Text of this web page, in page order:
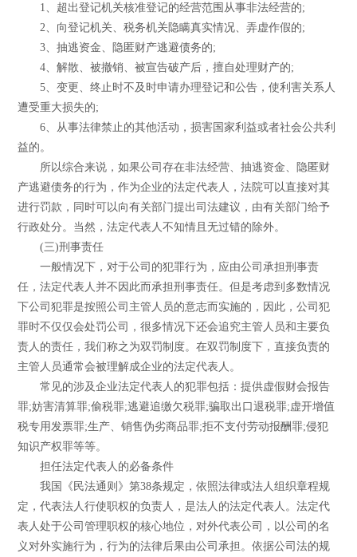
1、超出登记机关核准登记的经营范围从事非法经营的;
2、向登记机关、税务机关隐瞒真实情况、弄虚作假的;
3、抽逃资金、隐匿财产逃避债务的;
4、解散、被撤销、被宣告破产后，擅自处理财产的;
5、变更、终止时不及时申请办理登记和公告，使利害关系人
遭受重大损失的;
6、从事法律禁止的其他活动，损害国家利益或者社会公共利
益的。
所以综合来说，如果公司存在非法经营、抽逃资金、隐匿财
产逃避债务的行为，作为企业的法定代表人，法院可以直接对其
进行罚款，同时可以向有关部门提出司法建议，由有关部门给予
行政处分。当然，法定代表人不知情且无过错的除外。
(三)刑事责任
一般情况下，对于公司的犯罪行为，应由公司承担刑事责
任，法定代表人并不因此而承担刑事责任。但是考虑到多数情况
下公司犯罪是按照公司主管人员的意志而实施的，因此，公司犯
罪时不仅仅会处罚公司，很多情况下还会追究主管人员和主要负
责人的责任，我们称之为双罚制度。在双罚制度下，直接负责的
主管人员通常会被理解成企业的法定代表人。
常见的涉及企业法定代表人的犯罪包括：提供虚假财会报告
罪;妨害清算罪;偷税罪;逃避追缴欠税罪;骗取出口退税罪;虚开增值
税专用发票罪;生产、销售伪劣商品罪;拒不支付劳动报酬罪;侵犯
知识产权罪等等。
担任法定代表人的必备条件
我国《民法通则》第38条规定，依照法律或法人组织章程规
定，代表法人行使职权的负责人，是法人的法定代表人。法定代
表人处于公司管理职权的核心地位，对外代表公司，以公司的名
义对外实施行为，行为的法律后果由公司承担。依据公司法的规